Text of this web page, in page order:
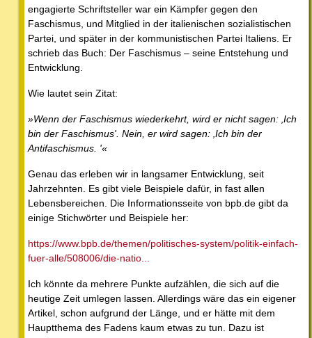
engagierte Schriftsteller war ein Kämpfer gegen den
Faschismus, und Mitglied in der italienischen sozialistischen
Partei, und später in der kommunistischen Partei Italiens. Er
schrieb das Buch: Der Faschismus – seine Entstehung und
Entwicklung.
Wie lautet sein Zitat:
»Wenn der Faschismus wiederkehrt, wird er nicht sagen: ‚Ich
bin der Faschismus'. Nein, er wird sagen: ‚Ich bin der
Antifaschismus. '«
Genau das erleben wir in langsamer Entwicklung, seit
Jahrzehnten. Es gibt viele Beispiele dafür, in fast allen
Lebensbereichen. Die Informationsseite von bpb.de gibt da
einige Stichwörter und Beispiele her:
https://www.bpb.de/themen/politisches-system/politik-einfach-
fuer-alle/508006/die-natio...
Ich könnte da mehrere Punkte aufzählen, die sich auf die
heutige Zeit umlegen lassen. Allerdings wäre das ein eigener
Artikel, schon aufgrund der Länge, und er hätte mit dem
Hauptthema des Fadens kaum etwas zu tun. Dazu ist